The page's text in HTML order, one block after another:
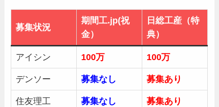
募集状況
期間工.jp(祝
金）
日総工産（特
典）
アイシン 100万 100万
デンソー 募集なし 募集あり
住友理工 募集なし 募集あり